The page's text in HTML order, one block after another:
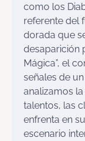
como los
referente del
dorada que
desaparición
Mágica”, el
señales de
analizamos
talentos, las
enfrenta en
escenario